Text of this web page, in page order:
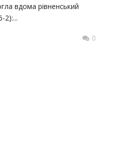
вдома рівненський
2):...
0